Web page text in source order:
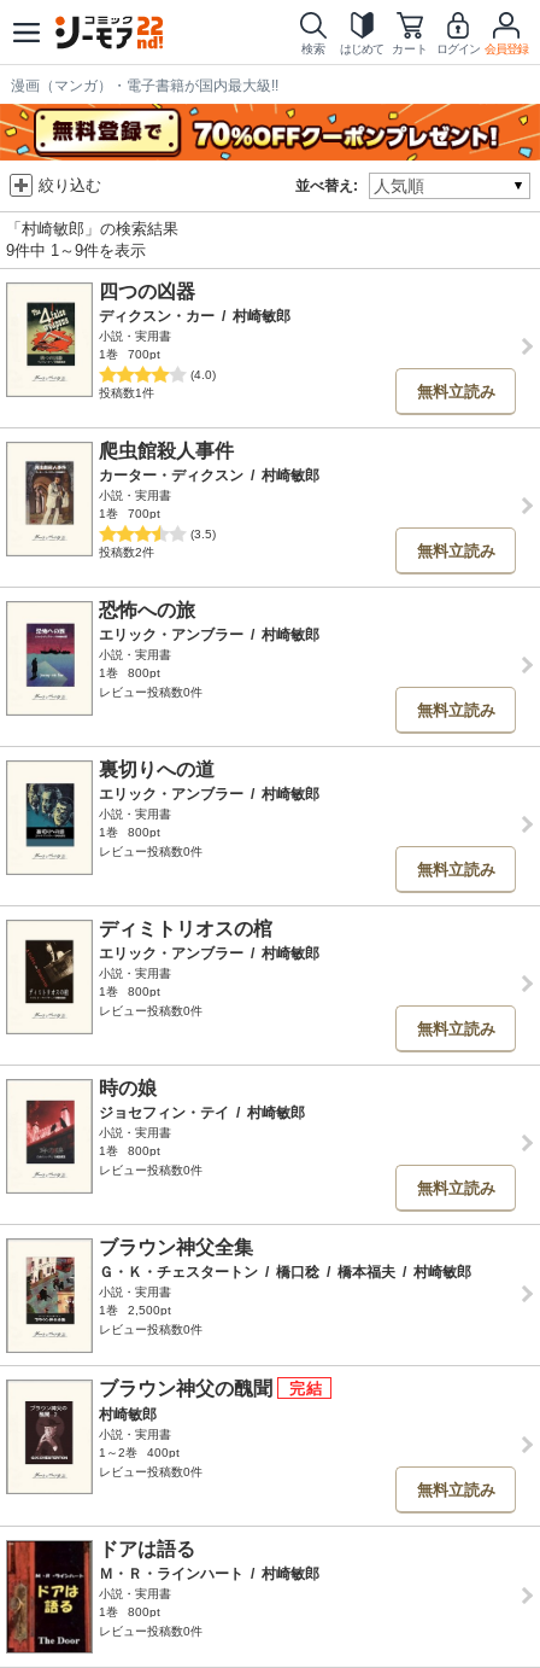
検索 はじめて カート ログイン 会員登録
漫画（マンガ）・電子書籍が国内最大級!!
並べ替え:
絞り込む
「村崎敏郎」の検索結果
9件中 1～9件を表示
四つの凶器
ディクスン・カー / 村崎敏郎
小説・実用書
1巻
700pt
(4.0)
投稿数1件
無料立読み
爬虫館殺人事件
カーター・ディクスン / 村崎敏郎
小説・実用書
1巻
700pt
(3.5)
投稿数2件
無料立読み
恐怖への旅
エリック・アンブラー / 村崎敏郎
小説・実用書
1巻
800pt
レビュー投稿数0件
無料立読み
裏切りへの道
エリック・アンブラー / 村崎敏郎
小説・実用書
1巻
800pt
レビュー投稿数0件
無料立読み
ディミトリオスの棺
エリック・アンブラー / 村崎敏郎
小説・実用書
1巻
800pt
レビュー投稿数0件
無料立読み
時の娘
ジョセフィン・テイ / 村崎敏郎
小説・実用書
1巻
800pt
レビュー投稿数0件
無料立読み
ブラウン神父全集
Ｇ・Ｋ・チェスタートン / 橋口稔 / 橋本福夫 / 村崎敏郎
小説・実用書
1巻
2,500pt
レビュー投稿数0件
ブラウン神父の醜聞
村崎敏郎
小説・実用書
1～2巻
400pt
レビュー投稿数0件
無料立読み
ドアは語る
Ｍ・Ｒ・ラインハート / 村崎敏郎
小説・実用書
1巻
800pt
レビュー投稿数0件